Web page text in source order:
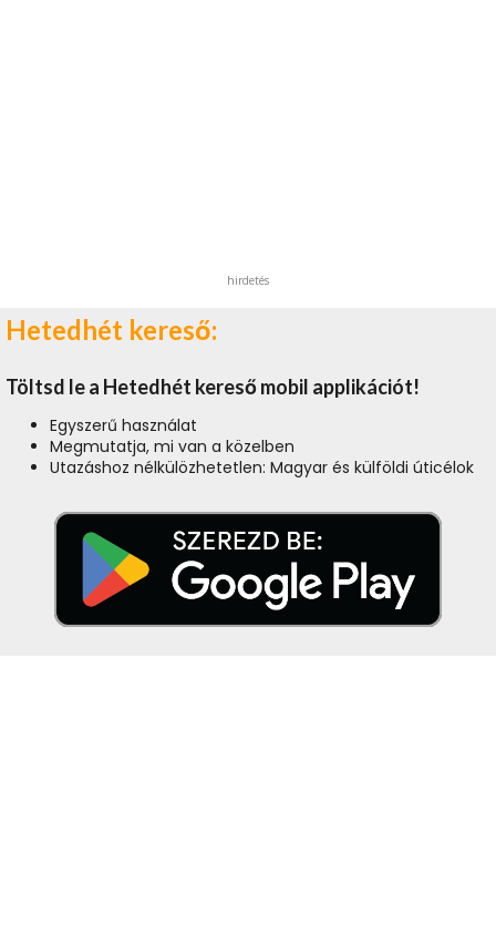
hirdetés
Hetedhét kereső:
Töltsd le a Hetedhét kereső mobil applikációt!
Egyszerű használat
Megmutatja, mi van a közelben
Utazáshoz nélkülözhetetlen: Magyar és külföldi úticélok